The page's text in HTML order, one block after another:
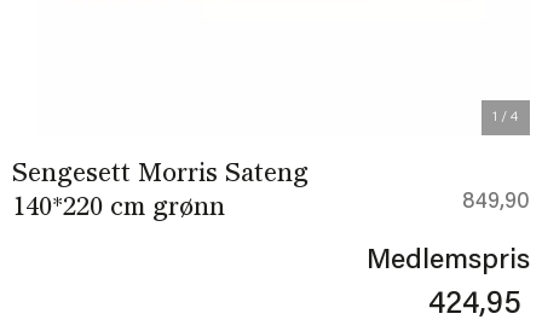
1 / 4
Sengesett Morris Sateng
140*220 cm grønn
849,90
Medlemspris
424,95